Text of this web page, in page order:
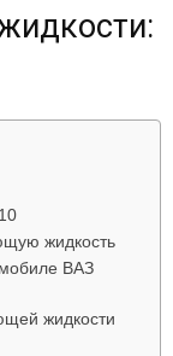
жидкость
ВАЗ
жидкости